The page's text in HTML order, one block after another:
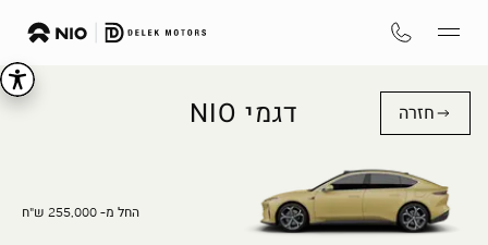
חזרה דגמי NIO
החל מ- 255,000 ש"ח